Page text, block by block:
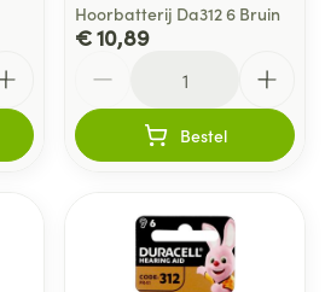
Hoorbatterij Da312 6 Bruin
€ 10,89
Bestel